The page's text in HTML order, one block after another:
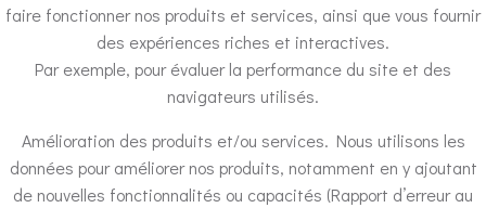
faire fonctionner nos produits et services, ainsi que vous fournir
des expériences riches et interactives.
Par exemple, pour évaluer la performance du site et des
navigateurs utilisés.
Amélioration des produits et/ou services. Nous utilisons les
données pour améliorer nos produits, notamment en y ajoutant
de nouvelles fonctionnalités ou capacités (Rapport d’erreur au